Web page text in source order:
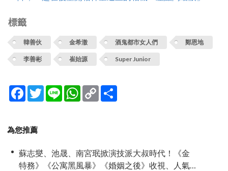
標籤
韓善伙 金希澈 酒鬼都市女人們 鄭恩地
李善彬 崔始源 Super Junior
Facebook
TwitterLine WhatsApp
Copy
Link
為您推薦
蘇志燮、池晟、南宮珉掀演技派大叔時代！《金
特務》《公寓黑風暴》《婚姻之後》收視、人氣